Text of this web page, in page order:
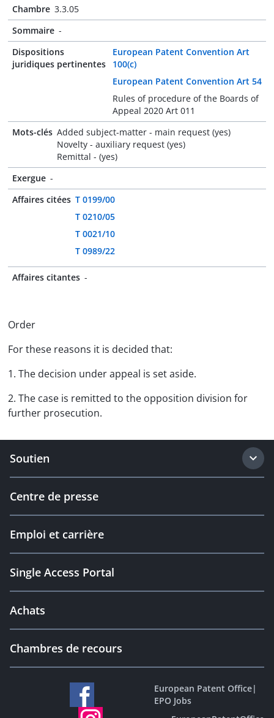
Chambre 3.3.05
Sommaire -
Dispositions
juridiques pertinentes
European Patent Convention Art
100(c)
European Patent Convention Art 54
Rules of procedure of the Boards of
Appeal 2020 Art 011
Mots-clés Added subject-matter - main request (yes)
Novelty - auxiliary request (yes)
Remittal - (yes)
Exergue -
Affaires citées T 0199/00
T 0210/05
T 0021/10
T 0989/22
Affaires citantes -
Order
For these reasons it is decided that:
1. The decision under appeal is set aside.
2. The case is remitted to the opposition division for
further prosecution.
Soutien
Centre de presse
Emploi et carrière
Single Access Portal
Achats
Chambres de recours
European Patent Office|
EPO Jobs